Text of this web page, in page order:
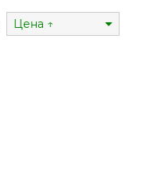
Цена ↑